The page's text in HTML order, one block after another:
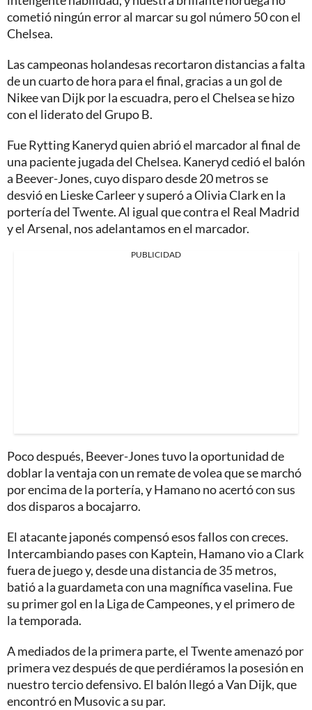
cometió ningún error al marcar su gol número 50 con el
Chelsea.
Las campeonas holandesas recortaron distancias a falta
de un cuarto de hora para el final, gracias a un gol de
Nikee van Dijk por la escuadra, pero el Chelsea se hizo
con el liderato del Grupo B.
Fue Rytting Kaneryd quien abrió el marcador al final de
una paciente jugada del Chelsea. Kaneryd cedió el balón
a Beever-Jones, cuyo disparo desde 20 metros se
desvió en Lieske Carleer y superó a Olivia Clark en la
portería del Twente. Al igual que contra el Real Madrid
y el Arsenal, nos adelantamos en el marcador.
PUBLICIDAD
Poco después, Beever-Jones tuvo la oportunidad de
doblar la ventaja con un remate de volea que se marchó
por encima de la portería, y Hamano no acertó con sus
dos disparos a bocajarro.
El atacante japonés compensó esos fallos con creces.
Intercambiando pases con Kaptein, Hamano vio a Clark
fuera de juego y, desde una distancia de 35 metros,
batió a la guardameta con una magnífica vaselina. Fue
su primer gol en la Liga de Campeones, y el primero de
la temporada.
A mediados de la primera parte, el Twente amenazó por
primera vez después de que perdiéramos la posesión en
nuestro tercio defensivo. El balón llegó a Van Dijk, que
encontró en Musovic a su par.